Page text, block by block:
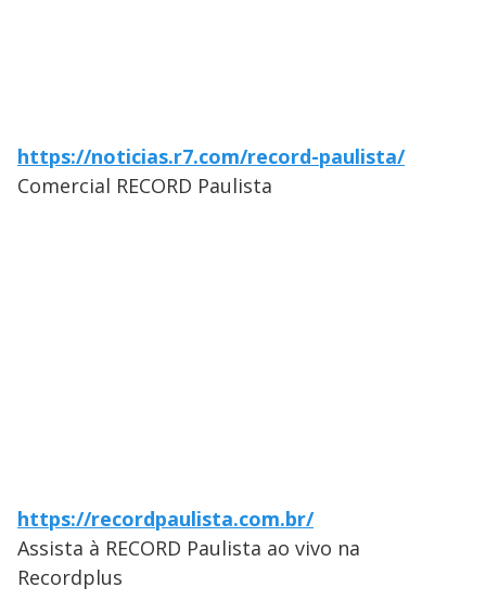
https://noticias.r7.com/record-paulista/
Comercial RECORD Paulista
https://recordpaulista.com.br/
Assista à RECORD Paulista ao vivo na
Recordplus